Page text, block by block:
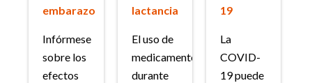
embarazo
Infórmese
sobre los
efectos
lactancia
El uso de
medicamentos
durante
19
La
COVID-
19 puede